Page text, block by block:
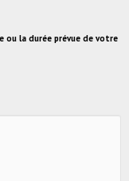
ou la durée prévue de votre